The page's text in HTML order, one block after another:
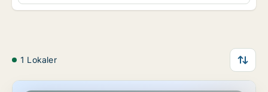
1 Lokaler
Kontor i Östhammar, Öregrund